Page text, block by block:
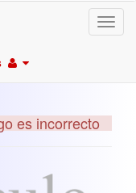
es incorrecto